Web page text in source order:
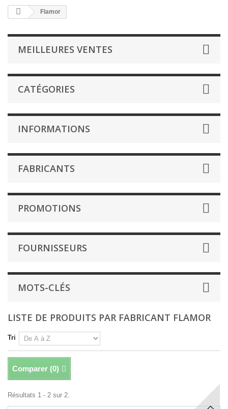
Flamor
MEILLEURES VENTES
CATÉGORIES
INFORMATIONS
FABRICANTS
PROMOTIONS
FOURNISSEURS
MOTS-CLÉS
LISTE DE PRODUITS PAR FABRICANT FLAMOR
Tri
Comparer (0)
Résultats 1 - 2 sur 2.